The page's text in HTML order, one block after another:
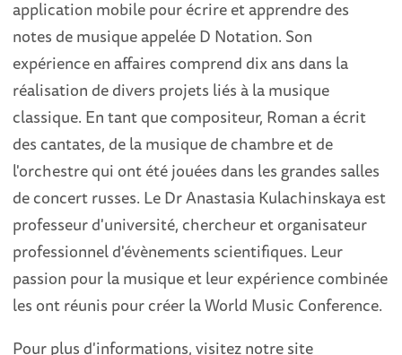
application mobile pour écrire et apprendre des
notes de musique appelée D Notation. Son
expérience en affaires comprend dix ans dans la
réalisation de divers projets liés à la musique
classique. En tant que compositeur, Roman a écrit
des cantates, de la musique de chambre et de
l'orchestre qui ont été jouées dans les grandes salles
de concert russes. Le Dr Anastasia Kulachinskaya est
professeur d'université, chercheur et organisateur
professionnel d'évènements scientifiques. Leur
passion pour la musique et leur expérience combinée
les ont réunis pour créer la World Music Conference.
Pour plus d'informations, visitez notre site